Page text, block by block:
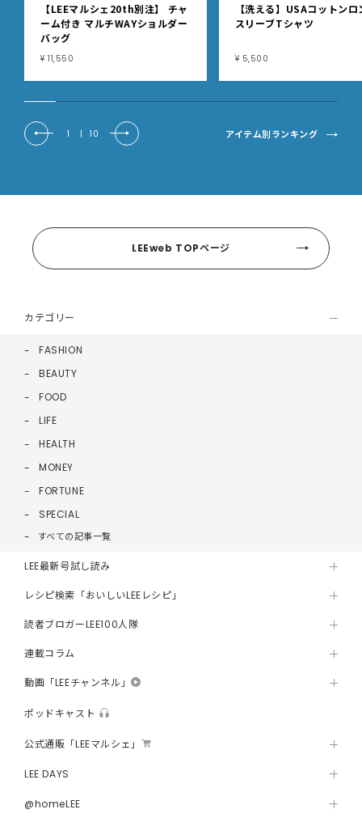
【LEEマルシェ20th別注】 チャ
ーム付き マルチWAYショルダー
バッグ
¥ 11,550
【洗える】USAコットンロ
スリーブTシャツ
¥ 5,500
1 | 10 アイテム別ランキング
LEEweb TOPページ
カテゴリー
FASHION
BEAUTY
FOOD
LIFE
HEALTH
MONEY
FORTUNE
SPECIAL
すべての記事一覧
LEE最新号試し読み
レシピ検索「おいしいLEEレシピ」
読者ブロガーLEE100人隊
連載コラム
動画「LEEチャンネル」
ポッドキャスト
公式通販「LEEマルシェ」
LEE DAYS
@homeLEE